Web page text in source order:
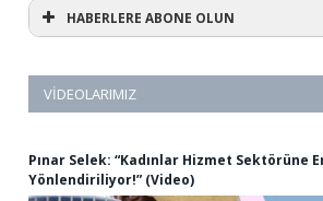
HABERLERE ABONE OLUN
VIDEOLARIMIZ
Pınar Selek: “Kadınlar Hizmet Sektörüne
Yönlendiriliyor!” (Video)